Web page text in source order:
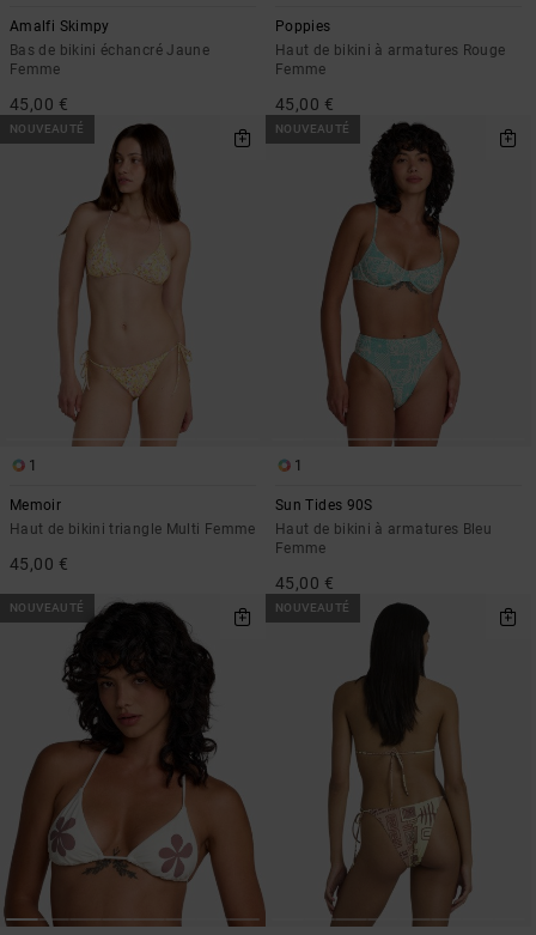
Amalfi Skimpy
Bas de bikini échancré Jaune
Femme
45,00 €
Poppies
Haut de bikini à armatures Rouge
Femme
45,00 €
NOUVEAUTÉ
1
Memoir
Haut de bikini triangle Multi Femme
45,00 €
NOUVEAUTÉ
1
Sun Tides 90S
Haut de bikini à armatures Bleu
Femme
45,00 €
NOUVEAUTÉ NOUVEAUTÉ